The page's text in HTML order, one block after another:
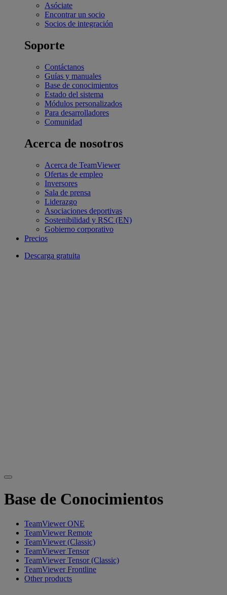
Asóciate
Encontrar un socio
Socios de integración
Soporte
Contáctanos
Guías y manuales
Base de conocimientos
Estado del sistema
Módulos personalizados
Para desarrolladores
Comunidad
Acerca de nosotros
Acerca de TeamViewer
Ofertas de empleo
Inversores
Sala de prensa
Liderazgo
Asociaciones deportivas
Sostenibilidad y RSC (EN)
Gobierno corporativo
Precios
Descarga gratuita
Base de Conocimientos
TeamViewer ONE
TeamViewer Remote
TeamViewer (Classic)
TeamViewer Tensor
TeamViewer Tensor (Classic)
TeamViewer Frontline
Other products